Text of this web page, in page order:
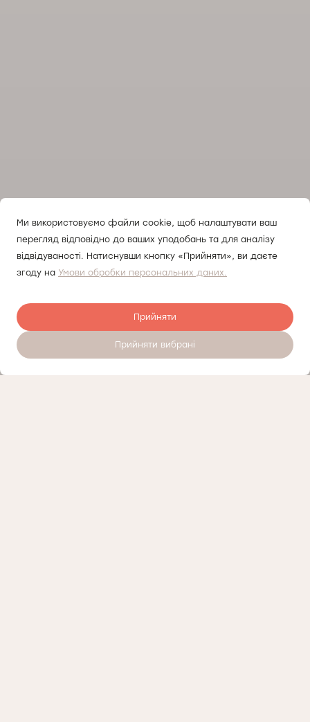
Ми використовуємо файли cookie, щоб налаштувати ваш
перегляд відповідно до ваших уподобань та для аналізу
відвідуваності. Натиснувши кнопку «Прийняти», ви даєте
згоду на Умови обробки персональних даних.
Прийняти
Прийняти вибрані
Записатись на прийом 24/7